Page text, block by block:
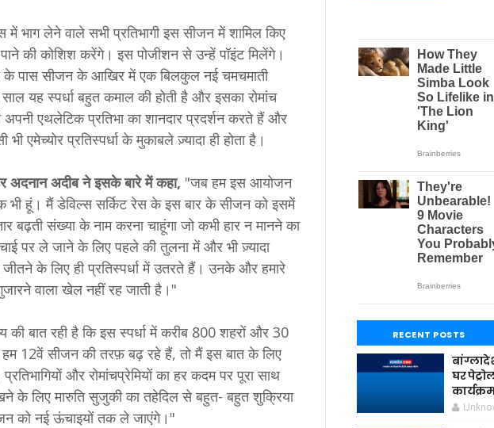
में भाग लेने वाले सभी प्रतिभागी इस सीजन में शामिल किए
की कोशिश करेंगे। इस पोजीशन से उन्हें पॉइंट मिलेंगे।
के पास सीजन के आखिर में एक बिलकुल नई चमचमाती
यह स्पर्धा बहुत कमाल की होती है और इसका रोमांच
अपनी एथलेटिक प्रतिभा का शानदार प्रदर्शन करते हैं और
एमेच्योर प्रतिस्पर्धा के मुकाबले ज़्यादा ही होता है।
अदीब ने इसके बारे में कहा, "जब हम इस आयोजन
भी हूं। मैं डेविल्स सर्किट रेस के इस बार के सीजन को इसमें
बढ़ती संख्या के नाम करना चाहूंगा जो कभी हार न मानने का
पर ले जाने के लिए पहले की तुलना में और भी ज़्यादा
के लिए ही प्रतिस्पर्धा में उतरते हैं। उनके और हमारे
वाला खेल नहीं रह जाती है।"
बात रही है कि इस स्पर्धा में करीब 800 शहरों और 30
12वें सीजन की तरफ़ बढ़ रहे हैं, तो मैं इस बात के लिए
और रोमांचप्रेमियों का हर कदम पर पूरा साथ
के लिए मारुति सुजुकी का तहेदिल से बहुत- बहुत शुक्रिया
को नई ऊंचाइयों तक ले जाएंगे।"
RECENT POSTS
घर